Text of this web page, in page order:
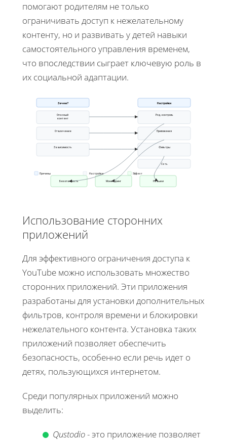
помогают родителям не только
ограничивать доступ к нежелательному
контенту, но и развивать у детей навыки
самостоятельного управления временем,
что впоследствии сыграет ключевую роль в
их социальной адаптации.
Зачем? Настройки
Опасный
контент
Отвлечение
Зависимость
Род. контроль
Приложения
Фильтры
Сеть
Безопасность Мониторинг Навыки
Причины Настройки Эффект
Использование сторонних
приложений
Для эффективного ограничения доступа к
YouTube можно использовать множество
сторонних приложений. Эти приложения
разработаны для установки дополнительных
фильтров, контроля времени и блокировки
нежелательного контента. Установка таких
приложений позволяет обеспечить
безопасность, особенно если речь идет о
детях, пользующихся интернетом.
Среди популярных приложений можно
выделить:
Qustodio- это приложение позволяет